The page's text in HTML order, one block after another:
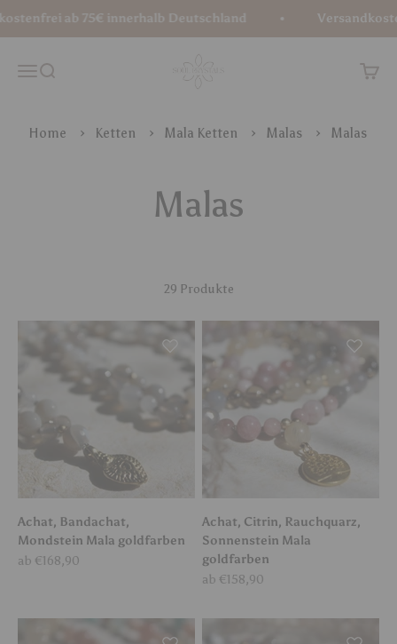
ab 75€ innerhalb Deutschland
MenüSuche
Home Ketten Mala Ketten Malas Malas
29 Produkte
Achat, Bandachat,
Mondstein Mala goldfarben
Angebot
ab €168,90
Achat, Citrin, Rauchquarz,
Sonnenstein Mala
goldfarben
Angebot
ab €158,90